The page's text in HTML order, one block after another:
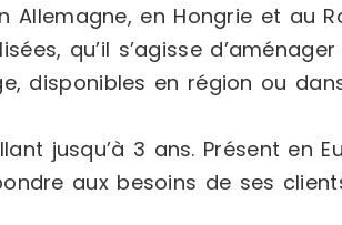
Allemagne, en Hongrie et au
qu’il s’agisse
disponibles en région ou
jusqu’à 3 ans. Présent en
aux besoins de ses